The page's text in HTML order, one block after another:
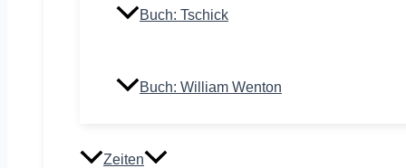
Buch: Tschick
Buch: William Wenton
Zeiten